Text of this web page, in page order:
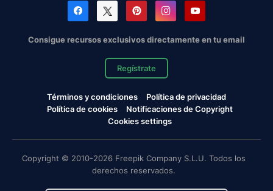
Consigue recursos exclusivos directamente en tu email
Regístrate
Términos y condiciones
Política de privacidad
Política de cookies
Notificaciones de Copyright
Cookies settings
Copyright © 2010-2026 Freepik Company S.L.U. Todos los
derechos reservados.